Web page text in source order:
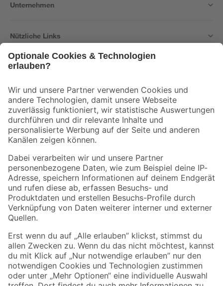
Unternehmen
Nützliche Links
Der toom Newsletter: Keine Angebote und Aktionen mehr verpassen!
Zur Newsletter Anmeldung
Folge uns
Zahlungsarten Versandarten
Sicher einkaufen
Jetzt die toom-App herunterladen